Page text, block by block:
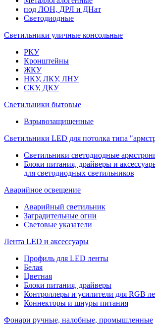
под ЛОН, ДРЛ и ДНат
Светодиодные
Светильники уличные консольные
РКУ
Кронштейны
ЖКУ
НКУ, ЛКУ, ЛНУ
СКУ, ДКУ
Светильники бытовые
Взрывозащищенные
Светильники LED для потолка типа
Светильники светодиодные
Блоки питания, драйверы и
для светодиодных светильников
Аварийное освещение
Аварийный светильник
Заградительные огни
Световые указатели
Лента LED и аксессуары
Профиль для LED ленты
Белая
Цветная
Блоки питания, драйверы
Контроллеры и усилители для RGB
Коннекторы и шнуры питания
Фонари ручные, налобные, промышленные